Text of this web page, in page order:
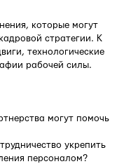
которые могут
стратегии. К
технологические
рабочей силы.
могут помочь
укрепить
персоналом?